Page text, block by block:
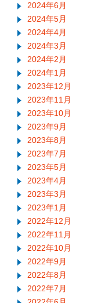
2024年6月
2024年5月
2024年4月
2024年3月
2024年2月
2024年1月
2023年12月
2023年11月
2023年10月
2023年9月
2023年8月
2023年7月
2023年5月
2023年4月
2023年3月
2023年1月
2022年12月
2022年11月
2022年10月
2022年9月
2022年8月
2022年7月